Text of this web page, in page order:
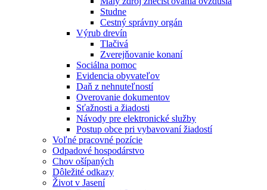
Studne
Cestný správny orgán
Výrub drevín
Tlačivá
Zverejňovanie konaní
Sociálna pomoc
Evidencia obyvateľov
Daň z nehnuteľností
Overovanie dokumentov
Sťažnosti a žiadosti
Návody pre elektronické služby
Postup obce pri vybavovaní žiadostí
Voľné pracovné pozície
Odpadové hospodárstvo
Chov ošípaných
Dôležité odkazy
Život v Jasení